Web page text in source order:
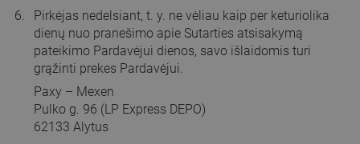
Pirkėjas nedelsiant, t. y. ne vėliau kaip per keturiolika
dienų nuo pranešimo apie Sutarties atsisakymą
pateikimo Pardavėjui dienos, savo išlaidomis turi
grąžinti prekes Pardavėjui.
Paxy – Mexen
Pulko g. 96 (LP Express DEPO)
62133 Alytus